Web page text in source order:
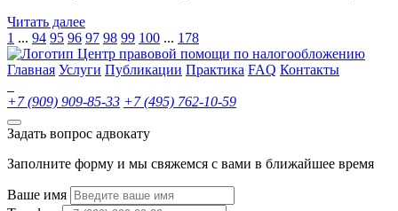
Читать далее
1 ... 94 95 96 97 98 99 100 ... 178
Центр правовой помощи по налогообложению
Главная Услуги Публикации Практика FAQ Контакты
+7 (909) 909-85-33 +7 (495) 762-10-59
Задать вопрос адвокату
Заполните форму и мы свяжемся с вами в ближайшее время
Ваше имя